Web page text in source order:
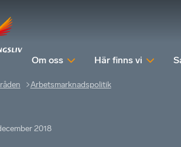
Om oss Här finns vi
Arbetsmarknadspolitik
2018